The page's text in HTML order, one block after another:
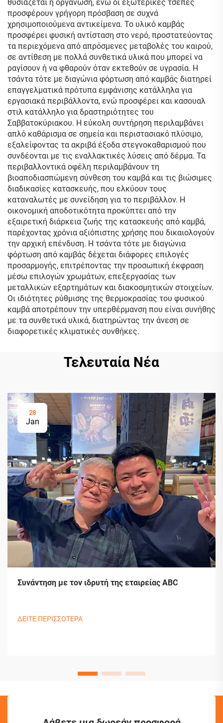
θυσιάζεται η οργάνωση, ενώ οι εξωτερικές τσέπες
προσφέρουν γρήγορη πρόσβαση σε συχνά
χρησιμοποιούμενα αντικείμενα. Το υλικό καμβάς
προσφέρει φυσική αντίσταση στο νερό, προστατεύοντας
τα περιεχόμενα από απρόσμενες μεταβολές του καιρού,
σε αντίθεση με πολλά συνθετικά υλικά που μπορεί να
ραγίσουν ή να φθαρούν όταν εκτεθούν σε υγρασία. Η
τσάντα τότε με διαγώνια φόρτωση από καμβάς διατηρεί
επαγγελματικά πρότυπα εμφάνισης κατάλληλα για
εργασιακά περιβάλλοντα, ενώ προσφέρει και κασουαλ
στιλ κατάλληλο για δραστηριότητες του
Σαββατοκύριακου. Η εύκολη συντήρηση περιλαμβάνει
απλό καθάρισμα σε σημεία και περιστασιακό πλύσιμο,
εξαλείφοντας τα ακριβά έξοδα στεγνοκαθαρισμού που
συνδέονται με τις εναλλακτικές λύσεις από δέρμα. Τα
περιβαλλοντικά οφέλη περιλαμβάνουν τη
βιοαποδιασπώμενη σύνθεση του καμβά και τις βιώσιμες
διαδικασίες κατασκευής, που ελκύουν τους
καταναλωτές με συνείδηση για το περιβάλλον. Η
οικονομική αποδοτικότητα προκύπτει από την
εξαιρετική διάρκεια ζωής της κατασκευής από καμβά,
παρέχοντας χρόνια αξιόπιστης χρήσης που δικαιολογούν
την αρχική επένδυση. Η τσάντα τότε με διαγώνια
φόρτωση από καμβάς δέχεται διάφορες επιλογές
προσαρμογής, επιτρέποντας την προσωπική έκφραση
μέσω επιλογών χρωμάτων, επεξεργασίας των
μεταλλικών εξαρτημάτων και διακοσμητικών στοιχείων.
Οι ιδιότητες ρύθμισης της θερμοκρασίας του φυσικού
καμβά αποτρέπουν την υπερθέρμανση που είναι συνήθης
με τα συνθετικά υλικά, διατηρώντας την άνεση σε
διαφορετικές κλιματικές συνθήκες.
Τελευταία Νέα
28
Jan
Συνάντηση με τον ιδρυτή της εταιρείας ABC
ΔΕΙΤΕ ΠΕΡΙΣΣΟΤΕΡΑ